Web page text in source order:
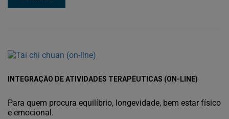
INTEGRAÇÃO DE ATIVIDADES TERAPÊUTICAS (ON-LINE)
Para quem procura equilíbrio, longevidade, bem estar físico
e emocional.